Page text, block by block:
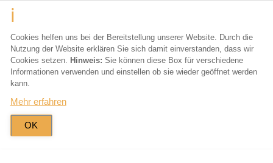
Cookies helfen uns bei der Bereitstellung unserer Website. Durch die
Nutzung der Website erklären Sie sich damit einverstanden, dass wir
Cookies setzen. Hinweis: Sie können diese Box für verschiedene
Informationen verwenden und einstellen ob sie wieder geöffnet werden
kann.
Mehr erfahren
OK